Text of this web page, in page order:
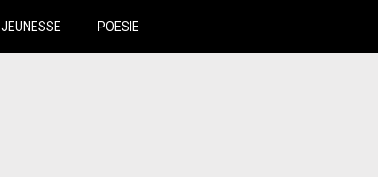
JEUNESSE POESIE